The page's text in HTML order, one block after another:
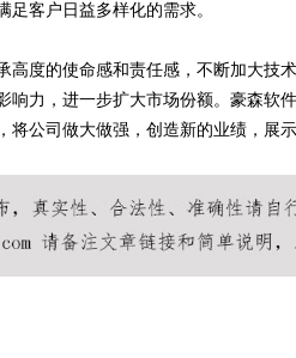
足客户日益多样化的需求。
高度的使命感和责任感，不断加大技
响力，进一步扩大市场份额。豪森软
将公司做大做强，创造新的业绩，展